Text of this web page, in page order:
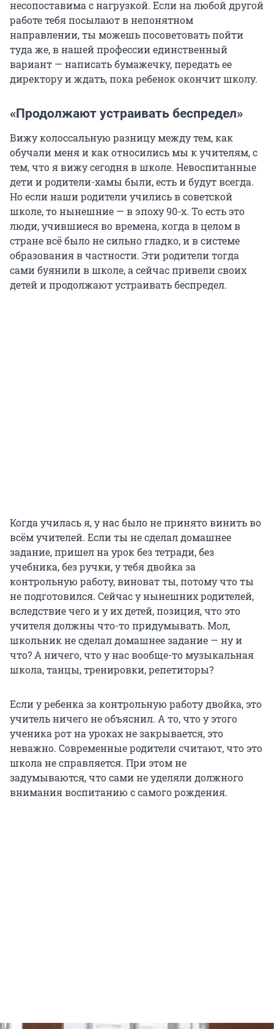
несопоставима с нагрузкой. Если на любой другой
работе тебя посылают в непонятном
направлении, ты можешь посоветовать пойти
туда же, в нашей профессии единственный
вариант — написать бумажечку, передать ее
директору и ждать, пока ребенок окончит школу.
«Продолжают устраивать беспредел»
Вижу колоссальную разницу между тем, как
обучали меня и как относились мы к учителям, с
тем, что я вижу сегодня в школе. Невоспитанные
дети и родители-хамы были, есть и будут всегда.
Но если наши родители учились в советской
школе, то нынешние — в эпоху 90-х. То есть это
люди, учившиеся во времена, когда в целом в
стране всё было не сильно гладко, и в системе
образования в частности. Эти родители тогда
сами буянили в школе, а сейчас привели своих
детей и продолжают устраивать беспредел.
Когда училась я, у нас было не принято винить во
всём учителей. Если ты не сделал домашнее
задание, пришел на урок без тетради, без
учебника, без ручки, у тебя двойка за
контрольную работу, виноват ты, потому что ты
не подготовился. Сейчас у нынешних родителей,
вследствие чего и у их детей, позиция, что это
учителя должны что-то придумывать. Мол,
школьник не сделал домашнее задание — ну и
что? А ничего, что у нас вообще-то музыкальная
школа, танцы, тренировки, репетиторы?
Если у ребенка за контрольную работу двойка, это
учитель ничего не объяснил. А то, что у этого
ученика рот на уроках не закрывается, это
неважно. Современные родители считают, что это
школа не справляется. При этом не
задумываются, что сами не уделяли должного
внимания воспитанию с самого рождения.